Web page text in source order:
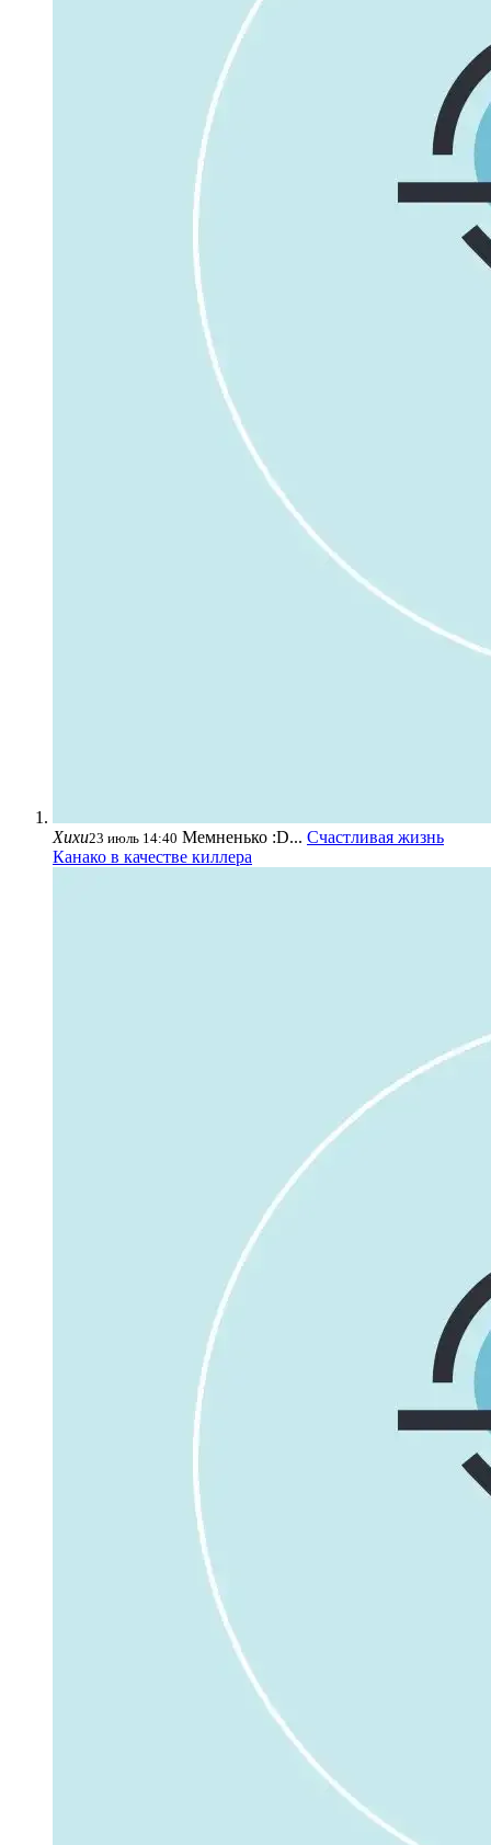
Хихи23 июль 14:40 Мемненько :D... Счастливая жизнь
Канако в качестве киллера